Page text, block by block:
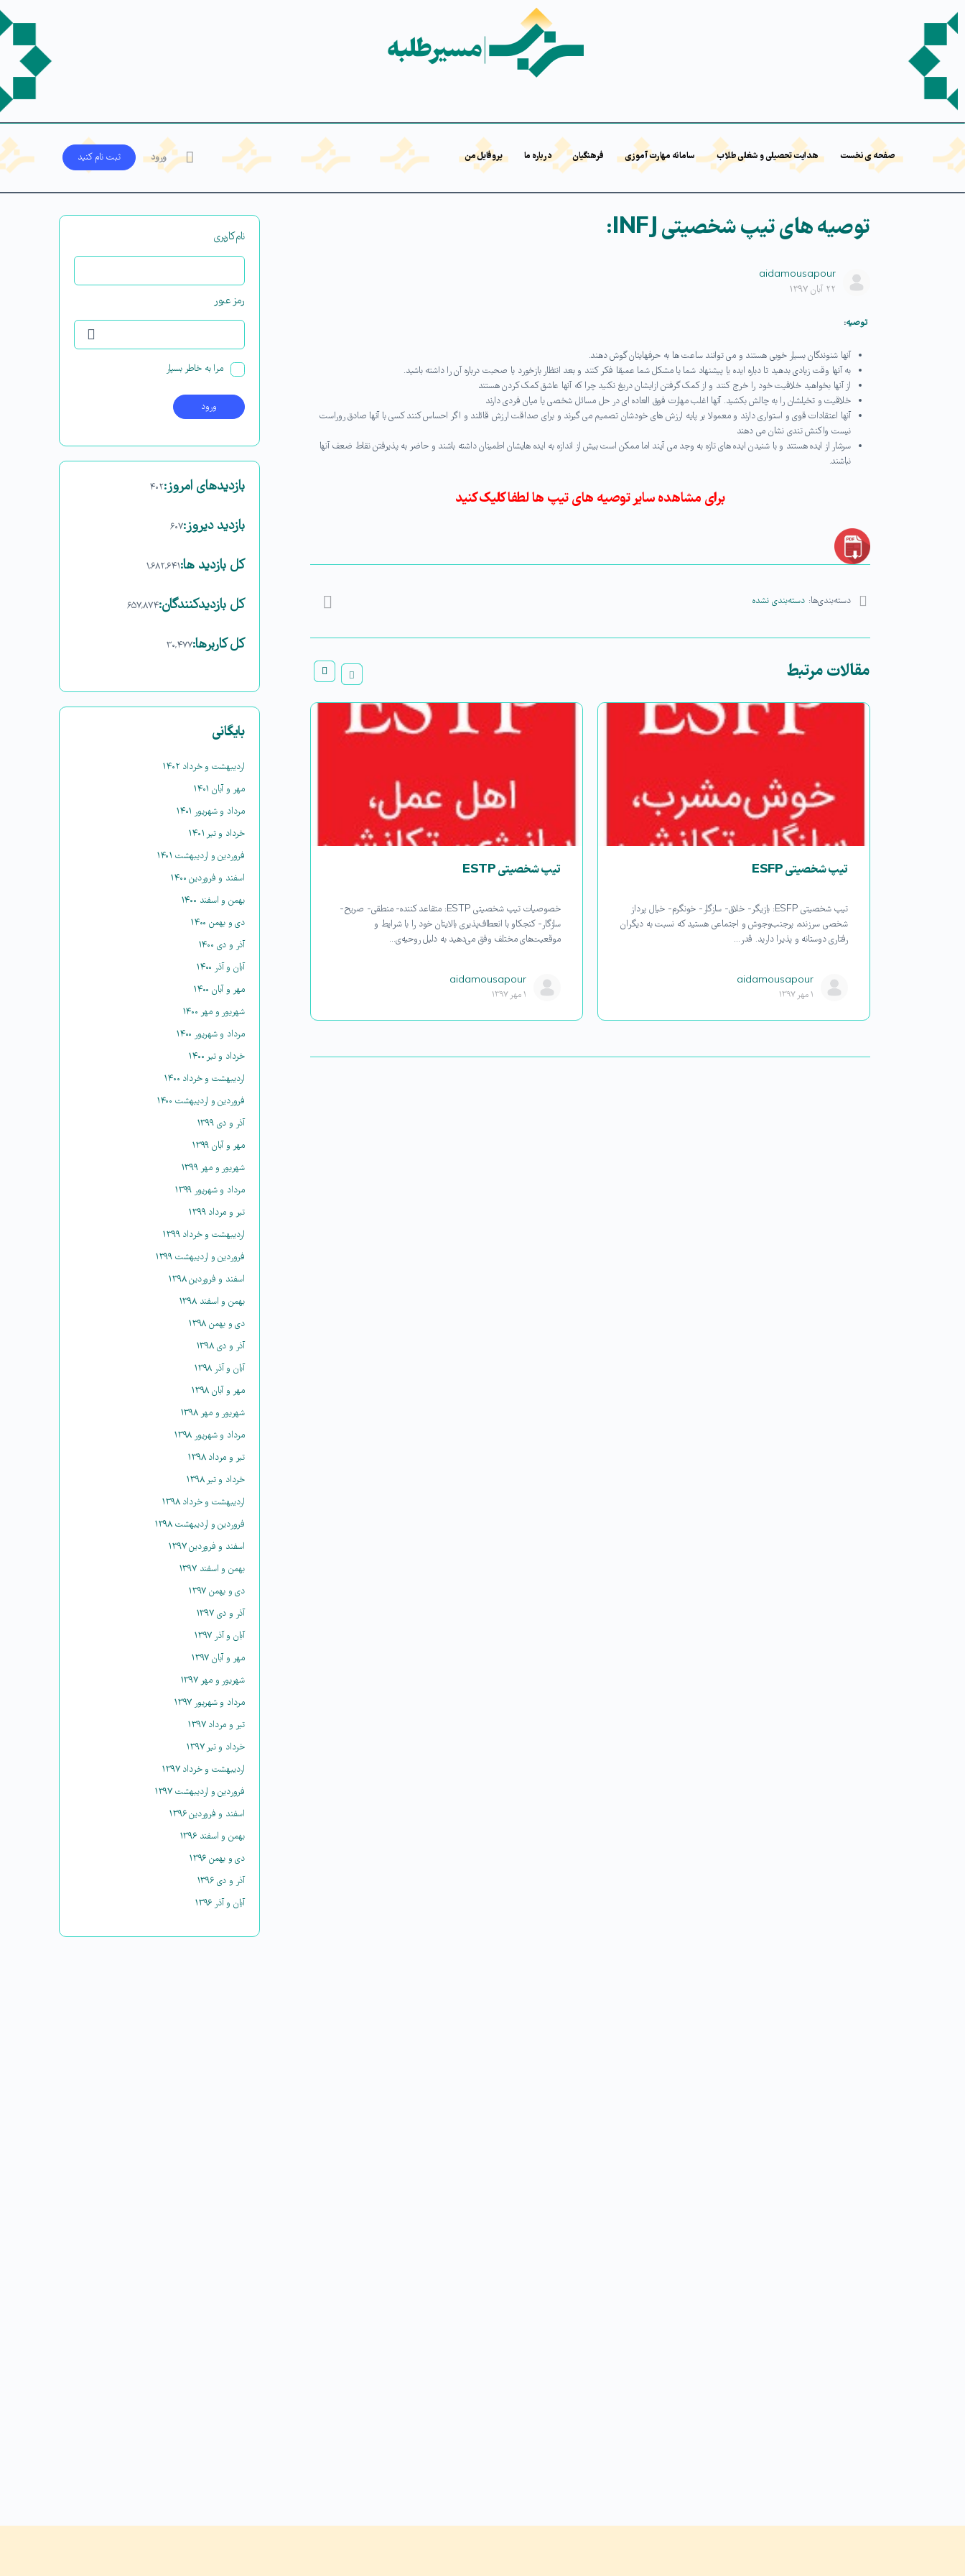
صفحه ی نخست هدایت تحصیلی و شغلی طلاب سامانه مهارت آموزی فرهنگیان درباره ما پروفایل من ورود ثبت‌ نام کنید
توصیه های تیپ شخصیتی INFJ:
aidamousapour
۲۲ آبان ۱۳۹۷
توصیه:
آنها شنوندگان بسیار خوبی هستند و می توانند ساعت ها به حرفهایتان گوش دهند.
به آنها وقت زیادی بدهید تا دباره ایده یا پیشنهاد شما یا مشکل شما عمیقا فکر کنند و بعد انتظار بازخورد یا صحبت درباره آن را داشته باشید.
از آنها بخواهید خلاقیت خود را خرج کنند و از کمک گرفتن ازایشان دریغ نکنید چرا که آنها عاشق کمک کردن هستند
خلاقیت و تخیلشان را به چالش بکشید. آنها اغلب مهارت فوق العاده ای در حل مسائل شخصی یا میان فردی دارند
آنها اعتقادات قوی و استواری دارند و معمولا بر پایه ارزش های خودشان تصمیم می گیرند و برای صداقت ارزش قائلند و اگر احساس کنند کسی با آنها صادق روراست
نیست واکنش تندی نشان می دهند
سرشار از ایده هستند و با شنیدن ایده های تازه به وجد می آیند اما ممکن است بیش از اندازه به ایده هایشان اطمینان داشته باشند و حاضر به پذیرفتن نقاط ضعف آنها
نباشند.
برای مشاهده سایر توصیه های تیپ ها لطفا کلیک کنید
دسته‌بندی‌ها: دسته‌بندی نشده
مقالات مرتبط
تیپ شخصیتی ESFP
تیپ شخصیتی ESFP: بازیگر- خلاق- سازگار- خونگرم- خیال پرداز
شخصی سرزنده، پرجنب‌وجوش و اجتماعی هستید که نسبت به دیگران
رفتاری دوستانه و پذیرا دارید. قدر…
aidamousapour
۱ مهر ۱۳۹۷
تیپ شخصیتی ESTP
خصوصیات تیپ شخصیتی ESTP: متقاعد کننده- منطقی- صریح-
سازگار- کنجکاو با انعطاف‌پذیری بالا‌یتان خود را با شرایط و
موقعیت‌های مختلف وفق می‌دهید به دلیل روحیه‌ی…
aidamousapour
۱ مهر ۱۳۹۷
نام‌کاربری
رمز عبور
مرا به خاطر بسپار
بازدیدهای امروز:۴۰۲
بازدید دیروز:۶۰۷
کل بازدید ها:۱,۶۸۲,۶۴۱
کل بازدیدکنند‌گان:۶۵۷,۸۷۴
کل کاربرها:۳۰,۴۷۷
بایگانی
اردیبهشت و خرداد ۱۴۰۲
مهر و آبان ۱۴۰۱
مرداد و شهریور ۱۴۰۱
خرداد و تیر ۱۴۰۱
فروردین و اردیبهشت ۱۴۰۱
اسفند و فروردین ۱۴۰۰
بهمن و اسفند ۱۴۰۰
دی و بهمن ۱۴۰۰
آذر و دی ۱۴۰۰
آبان و آذر ۱۴۰۰
مهر و آبان ۱۴۰۰
شهریور و مهر ۱۴۰۰
مرداد و شهریور ۱۴۰۰
خرداد و تیر ۱۴۰۰
اردیبهشت و خرداد ۱۴۰۰
فروردین و اردیبهشت ۱۴۰۰
آذر و دی ۱۳۹۹
مهر و آبان ۱۳۹۹
شهریور و مهر ۱۳۹۹
مرداد و شهریور ۱۳۹۹
تیر و مرداد ۱۳۹۹
اردیبهشت و خرداد ۱۳۹۹
فروردین و اردیبهشت ۱۳۹۹
اسفند و فروردین ۱۳۹۸
بهمن و اسفند ۱۳۹۸
دی و بهمن ۱۳۹۸
آذر و دی ۱۳۹۸
آبان و آذر ۱۳۹۸
مهر و آبان ۱۳۹۸
شهریور و مهر ۱۳۹۸
مرداد و شهریور ۱۳۹۸
تیر و مرداد ۱۳۹۸
خرداد و تیر ۱۳۹۸
اردیبهشت و خرداد ۱۳۹۸
فروردین و اردیبهشت ۱۳۹۸
اسفند و فروردین ۱۳۹۷
بهمن و اسفند ۱۳۹۷
دی و بهمن ۱۳۹۷
آذر و دی ۱۳۹۷
آبان و آذر ۱۳۹۷
مهر و آبان ۱۳۹۷
شهریور و مهر ۱۳۹۷
مرداد و شهریور ۱۳۹۷
تیر و مرداد ۱۳۹۷
خرداد و تیر ۱۳۹۷
اردیبهشت و خرداد ۱۳۹۷
فروردین و اردیبهشت ۱۳۹۷
اسفند و فروردین ۱۳۹۶
بهمن و اسفند ۱۳۹۶
دی و بهمن ۱۳۹۶
آذر و دی ۱۳۹۶
آبان و آذر ۱۳۹۶